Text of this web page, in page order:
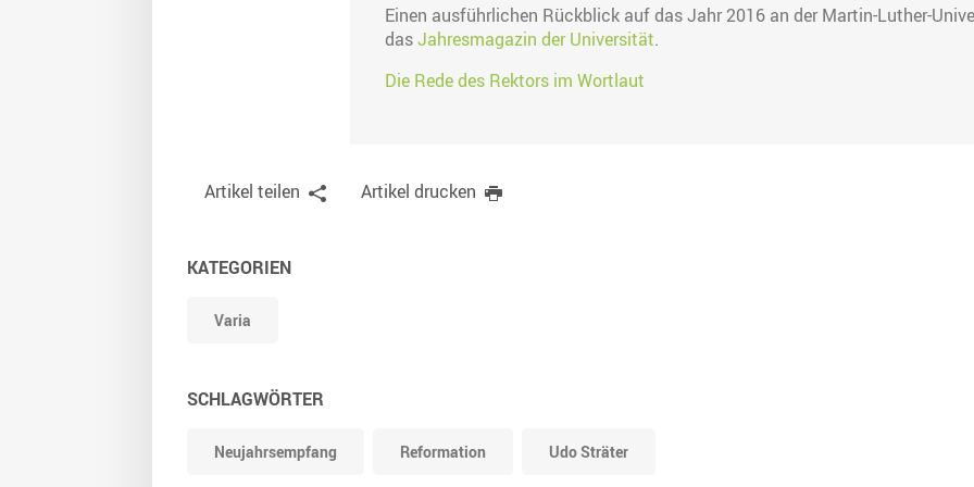
Einen ausführlichen Rückblick auf das Jahr 2016 an der Martin-Luther-
dasJahresmagazin der Universität.
Die Rede des Rektors im Wortlaut
Artikel teilen Artikel drucken
KATEGORIEN
Varia
SCHLAGWÖRTER
Neujahrsempfang Reformation Udo Sträter